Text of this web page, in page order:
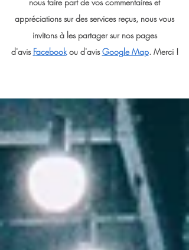
appréciations sur des services reçus, nous vous
invitons à les partager sur nos pages
d'avis Facebookou d'avisGoogle Map. Merci !